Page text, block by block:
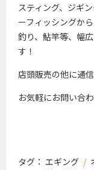
スティング、 ジギ
ーフィッシングから
釣り、鮎竿等、 幅
す！
店頭販売の他に通
お気軽にお問い合
タグ： エギング /